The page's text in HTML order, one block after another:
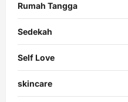
Rumah Tangga
Sedekah
Self Love
skincare